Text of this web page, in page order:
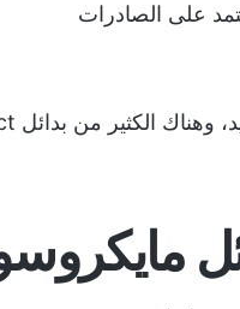
على الصادرات